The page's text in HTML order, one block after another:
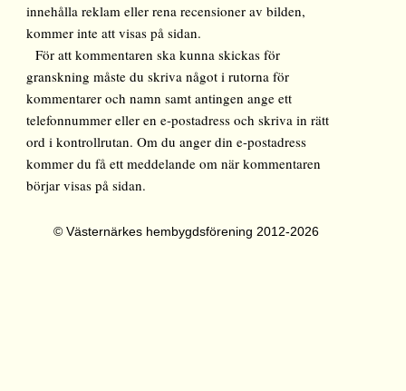
innehålla reklam eller rena recensioner av bilden,
kommer inte att visas på sidan.
För att kommentaren ska kunna skickas för
granskning måste du skriva något i rutorna för
kommentarer och namn samt antingen ange ett
telefonnummer eller en e-postadress och skriva in rätt
ord i kontrollrutan. Om du anger din e-postadress
kommer du få ett meddelande om när kommentaren
börjar visas på sidan.
© Västernärkes hembygdsförening 2012-2026